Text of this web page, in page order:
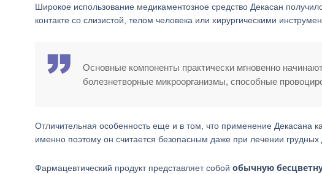
Широкое использование медикаментозное средство Декасан
контакте со слизистой, телом человека или хирургическими
Основные компоненты практически мгновенно
болезнетворные микроорганизмы, способные
Отличительная особенность еще и в том, что применение Декасана
именно поэтому он считается безопасным даже при лечении
Фармацевтический продукт представляет собой обычную